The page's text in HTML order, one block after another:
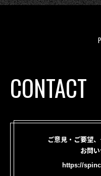
CONTACT
ご意見・ご要望
お問
https://